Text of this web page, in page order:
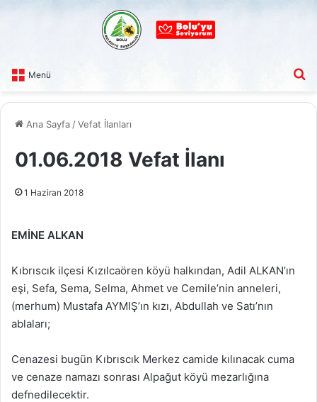
Menü
Ana Sayfa /Vefat İlanları
01.06.2018 Vefat İlanı
1 Haziran 2018
EMİNE ALKAN
Kıbrıscık ilçesi Kızılcaören köyü halkından, Adil ALKAN’ın
eşi, Sefa, Sema, Selma, Ahmet ve Cemile’nin anneleri,
(merhum) Mustafa AYMIŞ’ın kızı, Abdullah ve Satı’nın
ablaları;
Cenazesi bugün Kıbrıscık Merkez camide kılınacak cuma
ve cenaze namazı sonrası Alpağut köyü mezarlığına
defnedilecektir.